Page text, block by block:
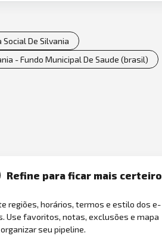
De Silvania
- Fundo Municipal De Saude (brasil)
Refine para ficar mais certeiro
regiões, horários, termos e estilo dos e-
Use favoritos, notas, exclusões e mapa
seu pipeline.